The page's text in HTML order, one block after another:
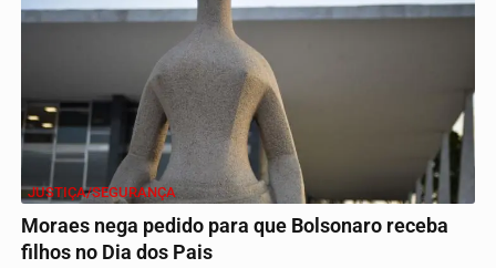
JUSTIÇA/SEGURANÇA
Moraes nega pedido para que Bolsonaro receba
filhos no Dia dos Pais